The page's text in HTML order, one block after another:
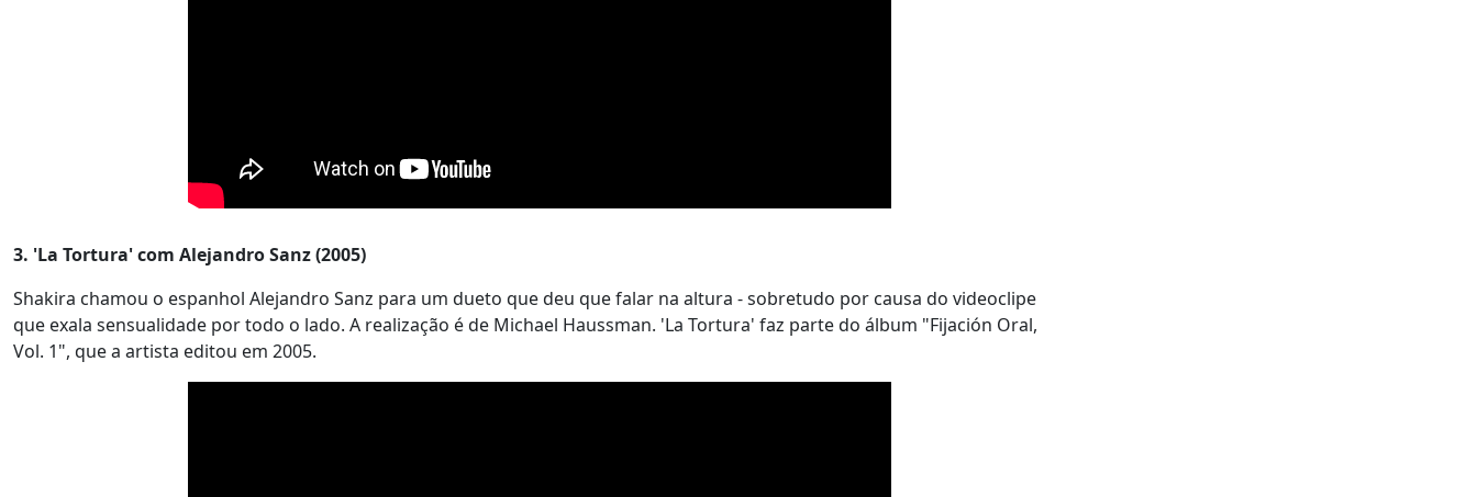
3. 'La Tortura' com Alejandro Sanz (2005)
Shakira chamou o espanhol Alejandro Sanz para um dueto que deu que falar na altura - sobretudo por causa do videoclipe
que exala sensualidade por todo o lado. A realização é de Michael Haussman. 'La Tortura' faz parte do álbum "Fijación Oral,
Vol. 1", que a artista editou em 2005.